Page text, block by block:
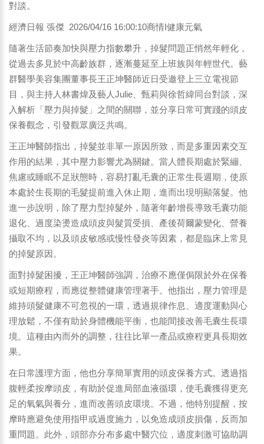
對談。
經濟日報 張傑 2026/04/16 16:00:10商情I健康元氣
隨著生活節奏加快與壓力指數攀升，掉髮問題正悄然年輕化，
從過去多見於中高齡族群，逐漸蔓延至上班族與年輕世代。藝
群醫學美容集團董事長王正坤醫師近日受邀登上三立電視節
目，與主持人林書煒及藝人Julie、甄莉與徐哲緯同台對談，深
入解析「壓力與掉髮」之間的關聯，並分享日常可實踐的頭皮
保養觀念，引發觀眾廣泛共鳴。
王正坤醫師指出，掉髮並非單一原因所致，而是多重因素交互
作用的結果，其中壓力影響尤為關鍵。當人體長期處於緊繃、
焦慮或睡眠不足狀態時，容易打亂毛囊的正常生長週期，使原
本處於生長期的毛髮提前進入休止期，進而出現明顯落髮。他
進一步說明，除了壓力型掉髮外，隨著年齡增長導致毛囊功能
退化、過度染燙造成頭皮與髮質受損、產後荷爾蒙變化、營養
攝取不均，以及頭皮敏感或慢性發炎等因素，都是臨床上常見
的掉髮原因。
面對掉髮困擾，王正坤醫師強調，治療不應僅侷限於外在保養
或短期療程，而應從整體健康管理著手。他指出，壓力管理是
維持頭髮健康不可忽視的一環，透過規律作息、適度運動與心
理放鬆，不僅有助於身體機能平衡，也能間接改善毛囊生長環
境。這種由內而外的調整，往往比單一產品或療程更具長期效
果。
在日常護理方面，他也分享簡單實用的頭皮保養方式。透過指
腹輕柔按摩頭皮，有助於促進局部血液循環，使毛囊獲得更充
足的氧氣與養分，進而改善頭皮環境。不過，他特別提醒，按
摩時應避免使用指甲或過度施力，以免造成頭皮損傷，反而加
重問題。此外，頭部亦分布多處中醫穴位，適度刺激可協助調